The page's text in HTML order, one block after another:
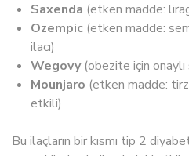
Saxenda (etken madde:
Ozempic (etken madde:
ilacı)
Wegovy(obezite için
Mounjaro (etken madde:
etkili)
Bu ilaçların bir kısmı tip 2